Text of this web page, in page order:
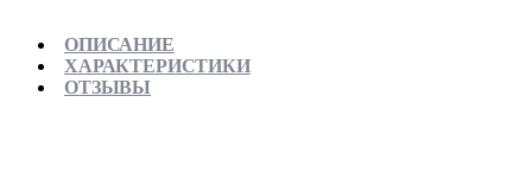
ОПИСАНИЕ
ХАРАКТЕРИСТИКИ
ОТЗЫВЫ